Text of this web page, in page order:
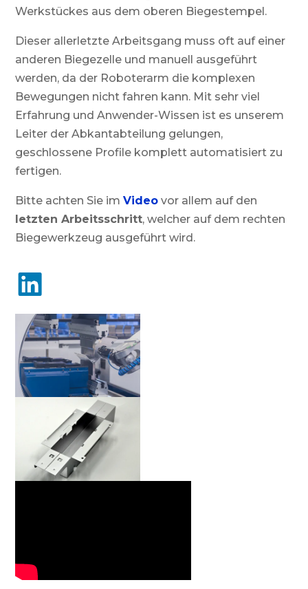
Werkstückes aus dem oberen Biegestempel.
Dieser allerletzte Arbeitsgang muss oft auf einer
anderen Biegezelle und manuell ausgeführt
werden, da der Roboterarm die komplexen
Bewegungen nicht fahren kann. Mit sehr viel
Erfahrung und Anwender-Wissen ist es unserem
Leiter der Abkantabteilung gelungen,
geschlossene Profile komplett automatisiert zu
fertigen.
Bitte achten Sie imVideo vor allem auf den
letzten Arbeitsschritt, welcher auf dem rechten
Biegewerkzeug ausgeführt wird.